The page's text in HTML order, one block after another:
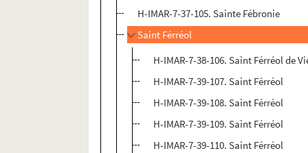
H-IMAR-7-37-105. Sainte Fébronie
Saint Férréol
H-IMAR-7-38-106. Saint Férréol de
H-IMAR-7-39-107. Saint Férréol
H-IMAR-7-39-108. Saint Férréol
H-IMAR-7-39-109. Saint Férréol
H-IMAR-7-39-110. Saint Férréol